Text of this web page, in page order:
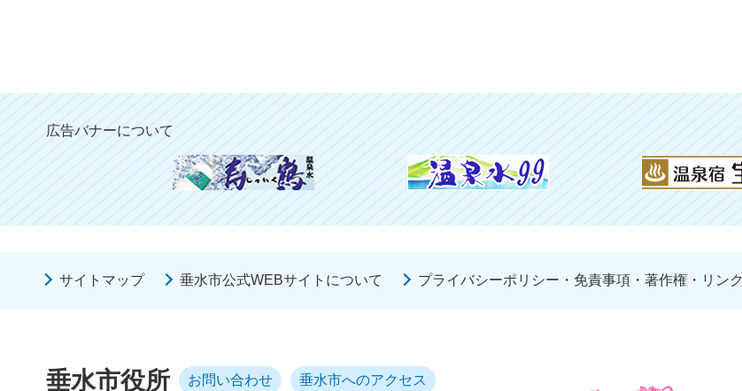
広告バナーについて
サイトマップ 垂水市公式WEBサイトについて プライバシーポリシー・免責事項・著作権・リンク
垂水市役所 お問い合わせ 垂水市へのアクセス